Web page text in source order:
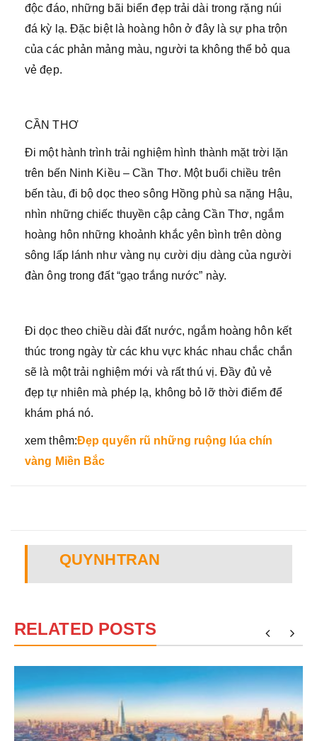
độc đáo, những bãi biển đẹp trải dài trong rặng núi
đá kỳ lạ. Đặc biệt là hoàng hôn ở đây là sự pha trộn
của các phản mảng màu, người ta không thể bỏ qua
vẻ đẹp.
CẦN THƠ
Đi một hành trình trải nghiệm hình thành mặt trời lặn
trên bến Ninh Kiều – Cần Thơ. Một buổi chiều trên
bến tàu, đi bộ dọc theo sông Hồng phù sa nặng Hậu,
nhìn những chiếc thuyền cập cảng Cần Thơ, ngắm
hoàng hôn những khoảnh khắc yên bình trên dòng
sông lấp lánh như vàng nụ cười dịu dàng của người
đàn ông trong đất “gạo trắng nước” này.
Đi dọc theo chiều dài đất nước, ngắm hoàng hôn kết
thúc trong ngày từ các khu vực khác nhau chắc chắn
sẽ là một trải nghiệm mới và rất thú vị. Đầy đủ vẻ
đẹp tự nhiên mà phép lạ, không bỏ lỡ thời điểm để
khám phá nó.
xem thêm:Đẹp quyến rũ những ruộng lúa chín
vàng Miền Bắc
QUYNHTRAN
RELATED POSTS